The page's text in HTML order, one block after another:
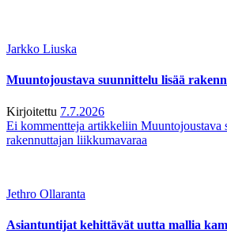
Jarkko Liuska
Muuntojoustava suunnittelu lisää
Kirjoitettu 7.7.2026
Ei kommentteja artikkeliin Muuntojoustava
rakennuttajan liikkumavaraa
Jethro Ollaranta
Asiantuntijat kehittävät uutta mallia